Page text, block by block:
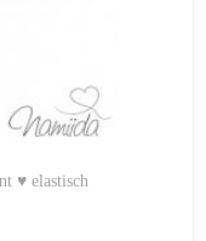
♥ elastisch